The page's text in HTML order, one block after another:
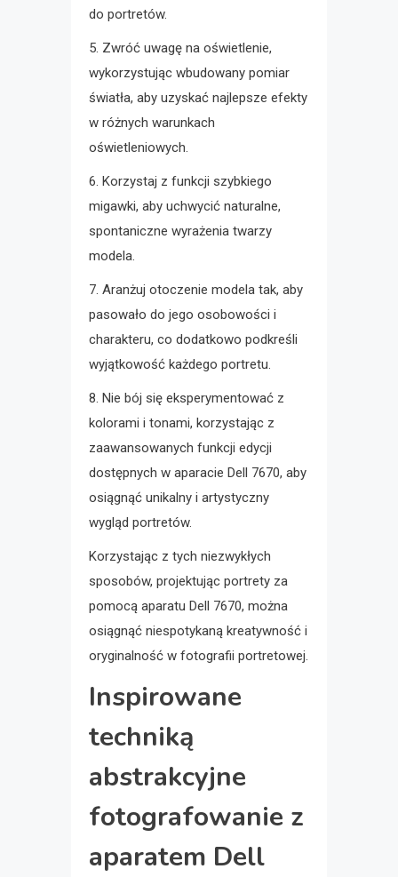
do portretów.
5. Zwróć uwagę na oświetlenie,
wykorzystując wbudowany pomiar
światła, aby uzyskać najlepsze efekty
w różnych warunkach
oświetleniowych.
6. Korzystaj z funkcji szybkiego
migawki, aby uchwycić naturalne,
spontaniczne wyrażenia twarzy
modela.
7. Aranżuj otoczenie modela tak, aby
pasowało do jego osobowości i
charakteru, co dodatkowo podkreśli
wyjątkowość każdego portretu.
8. Nie bój się eksperymentować z
kolorami i tonami, korzystając z
zaawansowanych funkcji edycji
dostępnych w aparacie Dell 7670, aby
osiągnąć unikalny i artystyczny
wygląd portretów.
Korzystając z tych niezwykłych
sposobów, projektując portrety za
pomocą aparatu Dell 7670, można
osiągnąć niespotykaną kreatywność i
oryginalność w fotografii portretowej.
Inspirowane
techniką
abstrakcyjne
fotografowanie z
aparatem Dell